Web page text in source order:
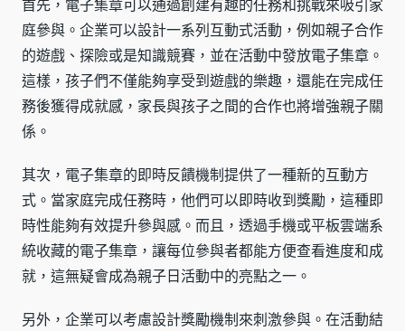
首先，電子集章可以通過創建有趣的任務和挑戰來吸引家
庭參與。企業可以設計一系列互動式活動，例如親子合作
的遊戲、探險或是知識競賽，並在活動中發放電子集章。
這樣，孩子們不僅能夠享受到遊戲的樂趣，還能在完成任
務後獲得成就感，家長與孩子之間的合作也將增強親子關
係。
其次，電子集章的即時反饋機制提供了一種新的互動方
式。當家庭完成任務時，他們可以即時收到獎勵，這種即
時性能夠有效提升參與感。而且，透過手機或平板雲端系
統收藏的電子集章，讓每位參與者都能方便查看進度和成
就，這無疑會成為親子日活動中的亮點之一。
另外，企業可以考慮設計獎勵機制來刺激參與。在活動結